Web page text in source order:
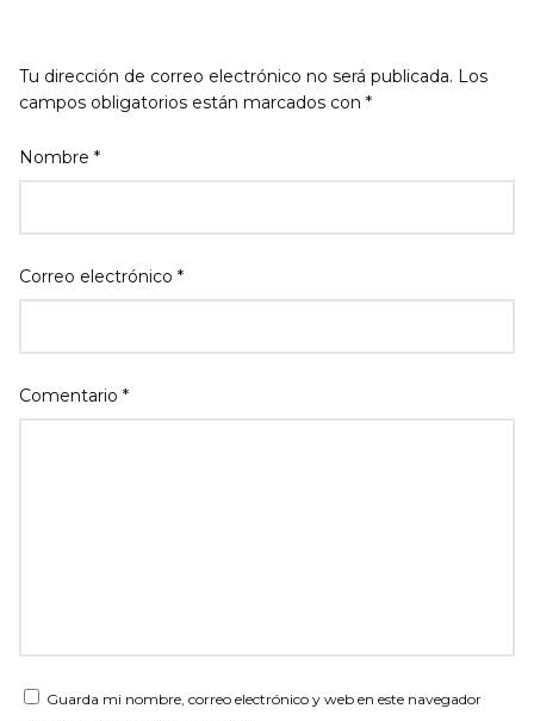
Tu dirección de correo electrónico no será publicada. Los
campos obligatorios están marcados con *
Comentario *
Nombre *
Correo electrónico *
Guarda mi nombre, correo electrónico y web en este navegador